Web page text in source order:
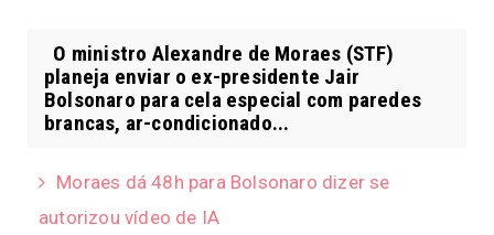
O ministro Alexandre de Moraes (STF)
planeja enviar o ex-presidente Jair
Bolsonaro para cela especial com paredes
brancas, ar-condicionado...
Moraes dá 48h para Bolsonaro dizer se
autorizou vídeo de IA